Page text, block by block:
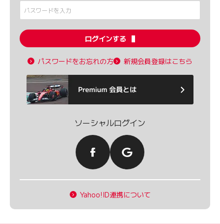
ログインする
パスワードをお忘れの方 新規会員登録はこちら
ソーシャルログイン
Yahoo!ID連携について